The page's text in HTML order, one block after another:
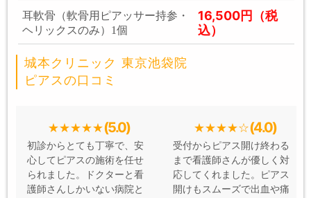
耳軟骨（軟骨用ピアッサー持参・
ヘリックスのみ）1個
16,500円（税
込）
城本クリニック 東京池袋院
ピアスの口コミ
(5.0)
初診からとても丁寧で、安
心してピアスの施術を任せ
られました。ドクターと看
護師さんしかいない病院と
(4.0)
受付からピアス開け終わる
まで看護師さんが優しく対
応してくれました。ピアス
開けもスムーズで出血や痛